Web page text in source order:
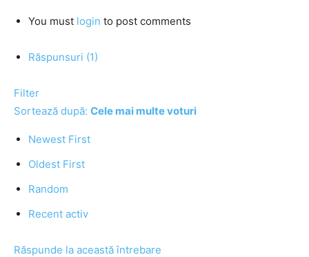
You must login to post comments
Răspunsuri (1)
Filter
Sortează după: Cele mai multe voturi
Newest First
Oldest First
Random
Recent activ
Răspunde la această întrebare